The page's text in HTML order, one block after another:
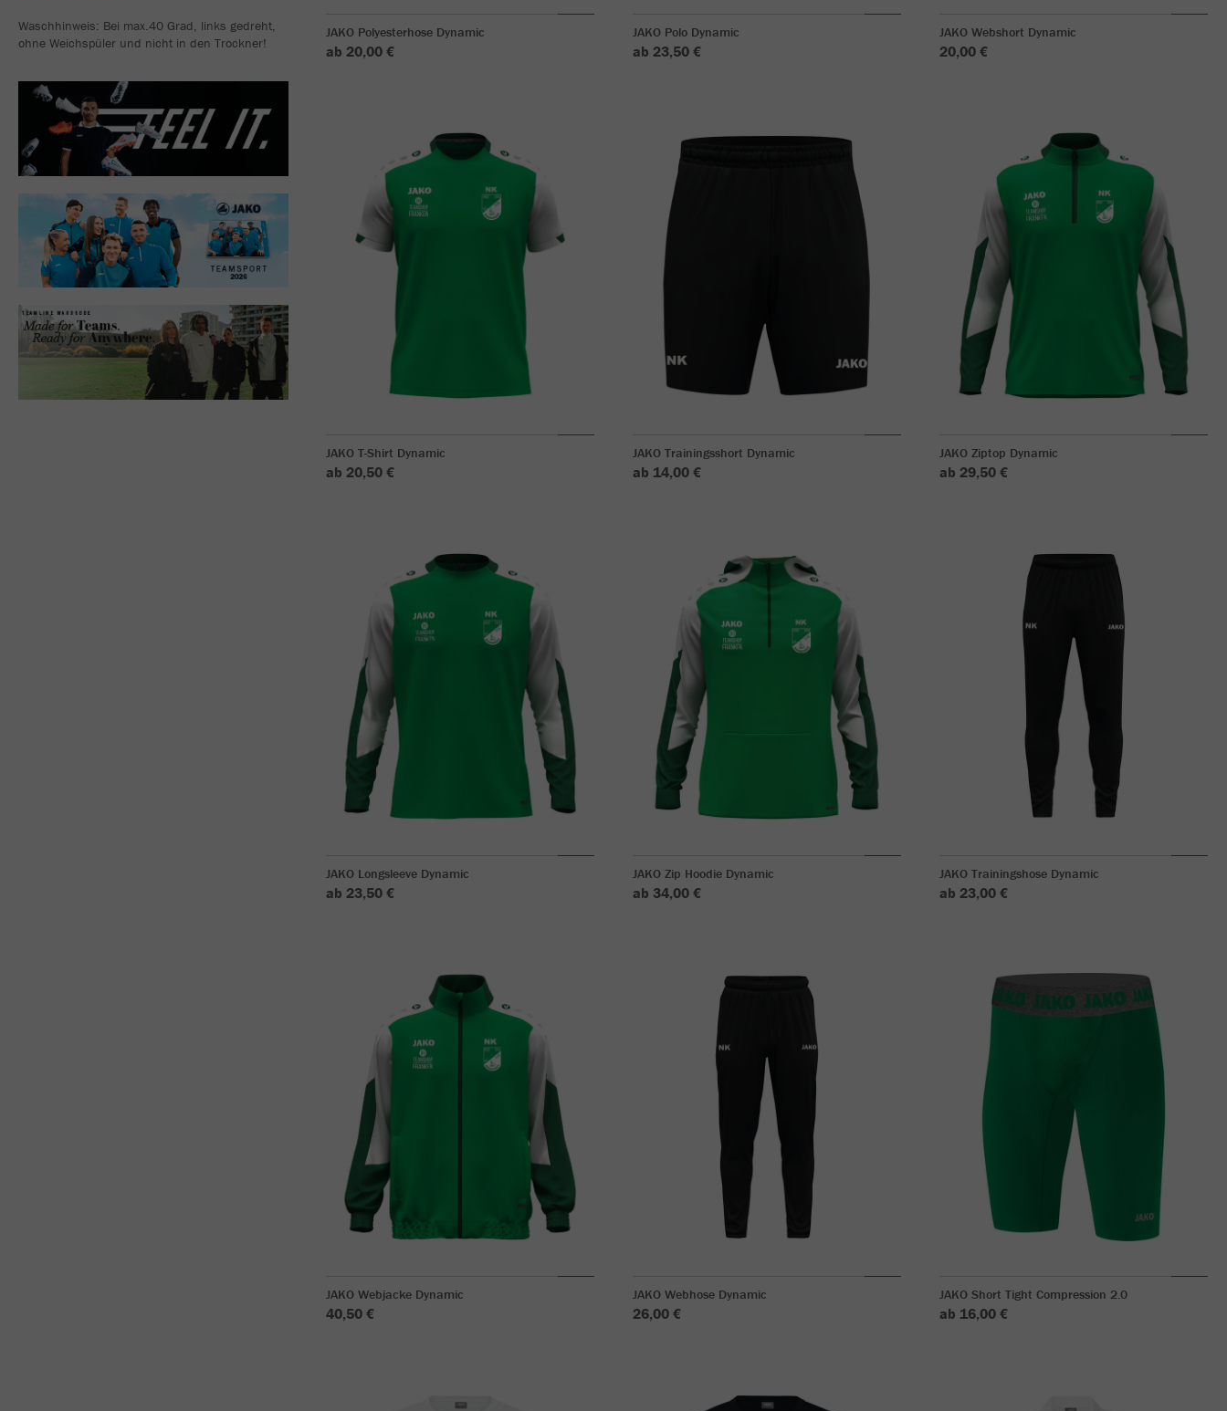
Waschhinweis: Bei max.40 Grad, links gedreht,
ohne Weichspüler und nicht in den Trockner!
JAKO Polyesterhose Dynamic
ab 20,00 €
JAKO Polo Dynamic
ab 23,50 €
JAKO Webshort Dynamic
20,00 €
JAKO T-Shirt Dynamic
ab 20,50 €
JAKO Trainingsshort Dynamic
ab 14,00 €
JAKO Ziptop Dynamic
ab 29,50 €
JAKO Longsleeve Dynamic
ab 23,50 €
JAKO Zip Hoodie Dynamic
ab 34,00 €
JAKO Trainingshose Dynamic
ab 23,00 €
JAKO Webjacke Dynamic
40,50 €
JAKO Webhose Dynamic
26,00 €
JAKO Short Tight Compression 2.0
ab 16,00 €